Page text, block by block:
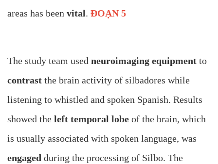
areas has been vital. ĐOẠN 5
The study team used neuroimaging equipment to
contrast the brain activity of silbadores while
listening to whistled and spoken Spanish. Results
showed the left temporal lobe of the brain, which
is usually associated with spoken language, was
engaged during the processing of Silbo. The